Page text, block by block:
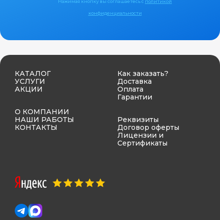
Нажимая кнопку вы соглашаетесь с политикой
конфиденциальности
КАТАЛОГ
УСЛУГИ
АКЦИИ
О КОМПАНИИ
НАШИ РАБОТЫ
КОНТАКТЫ
Как заказать?
Доставка
Оплата
Гарантии
Реквизиты
Договор оферты
Лицензии и
Сертификаты